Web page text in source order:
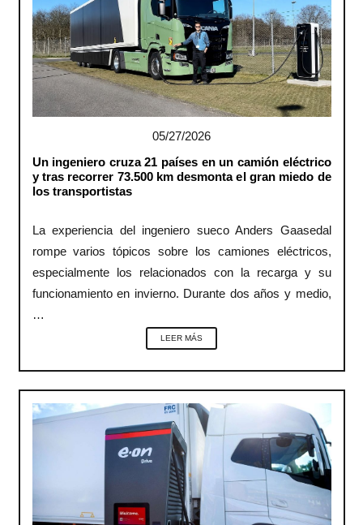
05/27/2026
Un ingeniero cruza 21 países en un camión eléctrico
y tras recorrer 73.500 km desmonta el gran miedo de
los transportistas
La experiencia del ingeniero sueco Anders Gaasedal
rompe varios tópicos sobre los camiones eléctricos,
especialmente los relacionados con la recarga y su
funcionamiento en invierno. Durante dos años y medio,
…
LEER MÁS